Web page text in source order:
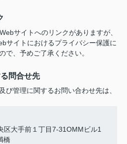
サイトへのリンクがありますが、
サイトにおけるプライバシー保護に
で、予めご了承ください。
問合せ先
び管理に関するお問い合わせ先は、
区大手前１丁目7-31OMMビル1
橋